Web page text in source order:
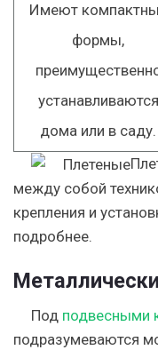
Имеют
формы,
устанавливаются
дома или в саду.
между собой
крепления и
подробнее.
Под подвесными
подразумеваются